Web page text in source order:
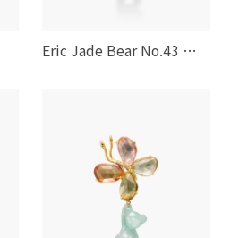
Eric Jade Bear No.43 雨